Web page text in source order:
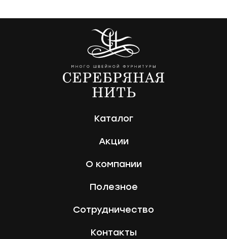
Каталог
Акции
О компании
Полезное
Сотрудничество
Контакты